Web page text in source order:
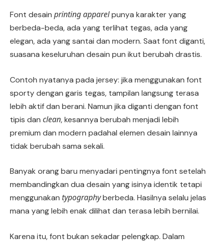
Font desain printing apparelpunya karakter yang
berbeda-beda, ada yang terlihat tegas, ada yang
elegan, ada yang santai dan modern. Saat font diganti,
suasana keseluruhan desain pun ikut berubah drastis.
Contoh nyatanya pada jersey: jika menggunakan font
sporty dengan garis tegas, tampilan langsung terasa
lebih aktif dan berani. Namun jika diganti dengan font
tipis dan clean, kesannya berubah menjadi lebih
premium dan modern padahal elemen desain lainnya
tidak berubah sama sekali.
Banyak orang baru menyadari pentingnya font setelah
membandingkan dua desain yang isinya identik tetapi
menggunakan typographyberbeda. Hasilnya selalu jelas
mana yang lebih enak dilihat dan terasa lebih bernilai.
Karena itu, font bukan sekadar pelengkap. Dalam